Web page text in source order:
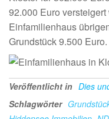
92.000 Euro
Einfamilienhaus
Grundstück 9.500 Euro.
Veröffentlicht in Dies
Schlagwörter